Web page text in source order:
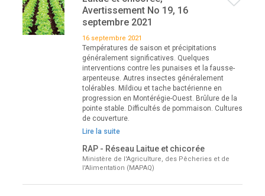
Avertissement No 19, 16
septembre 2021
16 septembre 2021
Températures de saison et précipitations
généralement significatives. Quelques
interventions contre les punaises et la fausse-
arpenteuse. Autres insectes généralement
tolérables. Mildiou et tache bactérienne en
progression en Montérégie-Ouest. Brûlure de la
pointe stable. Difficultés de pommaison. Cultures
de couverture.
Lire la suite
RAP - Réseau Laitue et chicorée
Ministère de l'Agriculture, des Pêcheries et de
l'Alimentation (MAPAQ)